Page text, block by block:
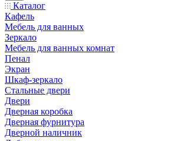
Каталог
Кафель
Мебель для ванных
Зеркало
Мебель для ванных комнат
Пенал
Экран
Шкаф-зеркало
Стальные двери
Двери
Дверная коробка
Дверная фурнитура
Дверной наличник